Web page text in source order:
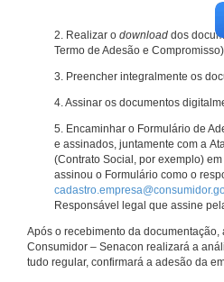
2. Realizar o download dos
Termo de Adesão e
3. Preencher integralmente os
4. Assinar os documentos
5. Encaminhar o Formulário de
e assinados, juntamente com a
(Contrato Social, por exemplo)
assinou o Formulário como o
Responsável legal que assine
Após o recebimento da
Consumidor – Senacon realizará a
tudo regular, confirmará a adesão da